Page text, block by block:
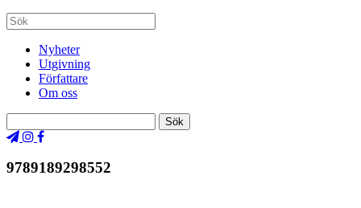
Nyheter
Utgivning
Författare
Om oss
9789189298552